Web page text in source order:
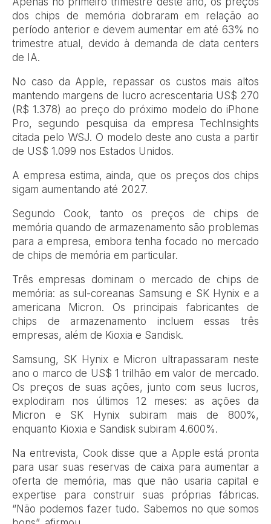
dos chips de memória dobraram em relação ao
período anterior e devem aumentar em até 63% no
trimestre atual, devido à demanda de data centers
de IA.
No caso da Apple, repassar os custos mais altos
mantendo margens de lucro acrescentaria US$ 270
(R$ 1.378) ao preço do próximo modelo do iPhone
Pro, segundo pesquisa da empresa TechInsights
citada pelo WSJ. O modelo deste ano custa a partir
de US$ 1.099 nos Estados Unidos.
A empresa estima, ainda, que os preços dos chips
sigam aumentando até 2027.
Segundo Cook, tanto os preços de chips de
memória quando de armazenamento são problemas
para a empresa, embora tenha focado no mercado
de chips de memória em particular.
Três empresas dominam o mercado de chips de
memória: as sul-coreanas Samsung e SK Hynix e a
americana Micron. Os principais fabricantes de
chips de armazenamento incluem essas três
empresas, além de Kioxia e Sandisk.
Samsung, SK Hynix e Micron ultrapassaram neste
ano o marco de US$ 1 trilhão em valor de mercado.
Os preços de suas ações, junto com seus lucros,
explodiram nos últimos 12 meses: as ações da
Micron e SK Hynix subiram mais de 800%,
enquanto Kioxia e Sandisk subiram 4.600%.
Na entrevista, Cook disse que a Apple está pronta
para usar suas reservas de caixa para aumentar a
oferta de memória, mas que não usaria capital e
expertise para construir suas próprias fábricas.
“Não podemos fazer tudo. Sabemos no que somos